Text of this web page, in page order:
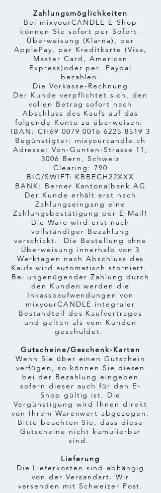
Zahlungsmöglichkeiten
Bei mixyourCANDLE E-Shop
können Sie sofort per Sofort-
Überweisung (Klarna), per
ApplePay, per Kreditkarte (Visa,
Master Card, American
Express)oder per Paypal
bezahlen.
Die Vorkasse-Rechnung
Der Kunde verpflichtet sich, den
vollen Betrag sofort nach
Abschluss des Kaufs auf das
folgende Konto zu überweisen:
IBAN: CH69 0079 0016 6225 8519 3
Begünstigter: mixyourcandle.ch
Adresse: Von-Gunten-Strasse 11,
3006 Bern, Schweiz
Clearing: 790
BIC/SWIFT: KBBECH22XXX
BANK: Berner Kantonalbank AG
Der Kunde erhält erst nach
Zahlungseingang eine
Zahlungsbestätigung per E-Mail!
Die Ware wird erst nach
vollständiger Bezahlung
verschickt. Die Bestellung ohne
Überweisung innerhalb von 3
Werktagen nach Abschluss des
Kaufs wird automatisch storniert.
Bei ungenügender Zahlung durch
den Kunden werden die
Inkassoaufwendungen von
mixyourCANDLE integraler
Bestandteil des Kaufvertrages
und gelten als vom Kunden
geschuldet.
Gutscheine/Geschenk-Karten
Wenn Sie über einen Gutschein
verfügen, so können Sie diesen
bei der Bezahlung eingeben
sofern dieser auch für den E-
Shop gültig ist. Die
Vergünstigung wird Ihnen direkt
von Ihrem Warenwert abgezogen.
Bitte beachten Sie, dass diese
Gutscheine nicht kumulierbar
sind.
Lieferung
Die Lieferkosten sind abhängig
von der Versandart. Wir
versenden mit Schweizer Post.